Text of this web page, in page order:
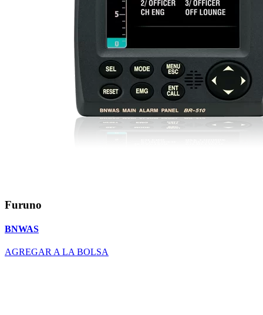
Furuno
BNWAS
AGREGAR A LA BOLSA